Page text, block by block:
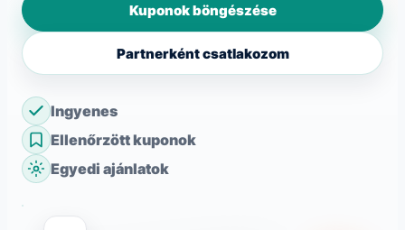
Kuponok böngészése
Partnerként csatlakozom
Ingyenes
Ellenőrzött kuponok
Egyedi ajánlatok